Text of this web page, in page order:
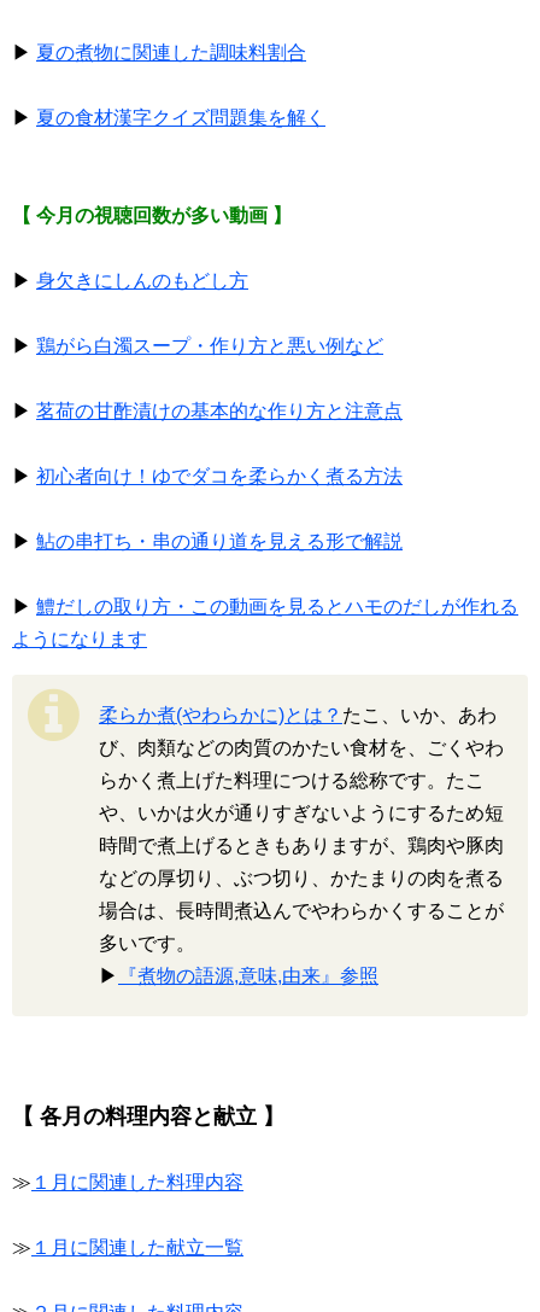
▶ 夏の煮物に関連した調味料割合
▶ 夏の食材漢字クイズ問題集を解く
【 今月の視聴回数が多い動画 】
▶ 身欠きにしんのもどし方
▶ 鶏がら白濁スープ・作り方と悪い例など
▶ 茗荷の甘酢漬けの基本的な作り方と注意点
▶ 初心者向け！ゆでダコを柔らかく煮る方法
▶ 鮎の串打ち・串の通り道を見える形で解説
▶ 鱧だしの取り方・この動画を見るとハモのだしが作れる
ようになります
柔らか煮(やわらかに)とは？ たこ、いか、あわ
び、肉類などの肉質のかたい食材を、ごくやわ
らかく煮上げた料理につける総称です。たこ
や、いかは火が通りすぎないようにするため短
時間で煮上げるときもありますが、鶏肉や豚肉
などの厚切り、ぶつ切り、かたまりの肉を煮る
場合は、長時間煮込んでやわらかくすることが
多いです。
▶
『煮物の語源,意味,由来』参照
【 各月の料理内容と献立 】
≫ １月に関連した料理内容
≫ １月に関連した献立一覧